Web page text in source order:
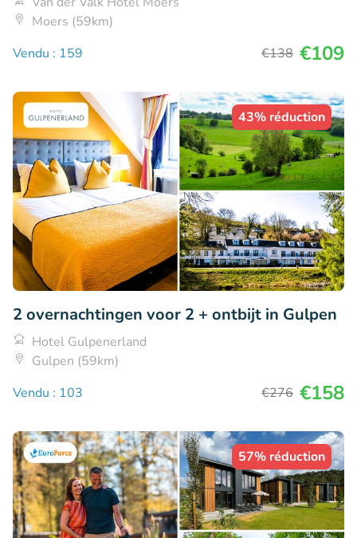
Moers (59km)
Vendu : 159
€138 €109
43% réduction
2 overnachtingen voor 2 + ontbijt in Gulpen
Hotel Gulpenerland
Gulpen (59km)
Vendu : 103
€276 €158
57% réduction